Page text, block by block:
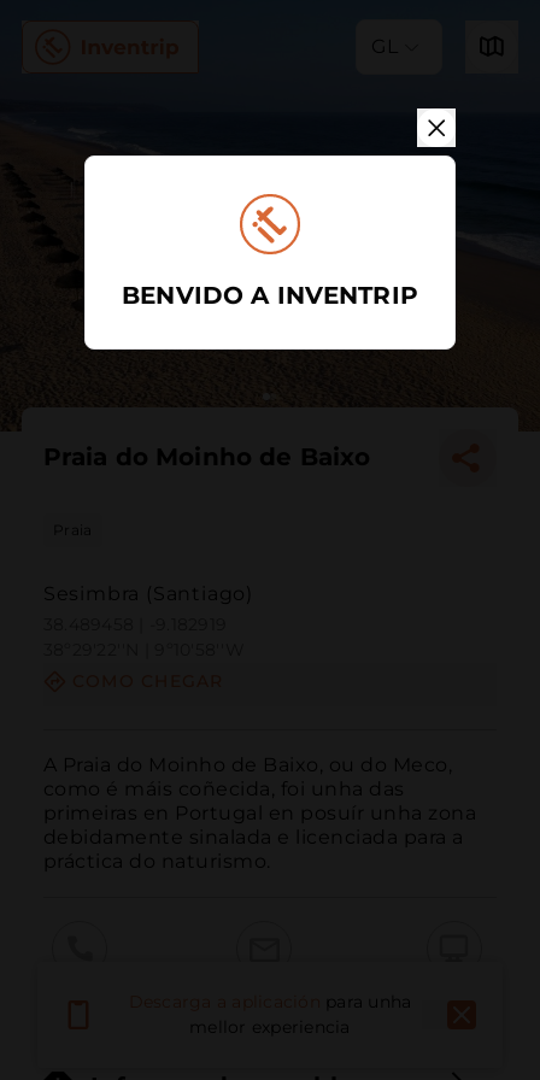
GL
Praia do Moinho de Baixo
Praia
Sesimbra (Santiago)
A Praia do Moinho de Baixo, ou do Meco,
como é máis coñecida, foi unha das
primeiras en Portugal en posuír unha zona
debidamente sinalada e licenciada para a
práctica do naturismo.
Correo electrónicopara unha
mellor experiencia
BENVIDO A INVENTRIP